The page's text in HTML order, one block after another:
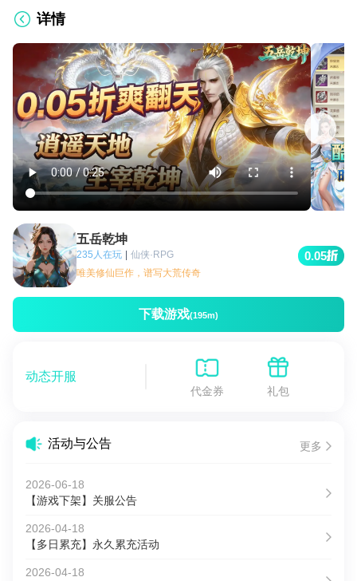
详情
五岳乾坤
235人在玩 | 仙侠·RPG
唯美修仙巨作，谱写大荒传奇
0.05
下载游戏(195m)
动态开服
代金券 礼包
活动与公告 更多
2026-06-18
【游戏下架】关服公告
2026-04-18
【多日累充】永久累充活动
2026-04-18